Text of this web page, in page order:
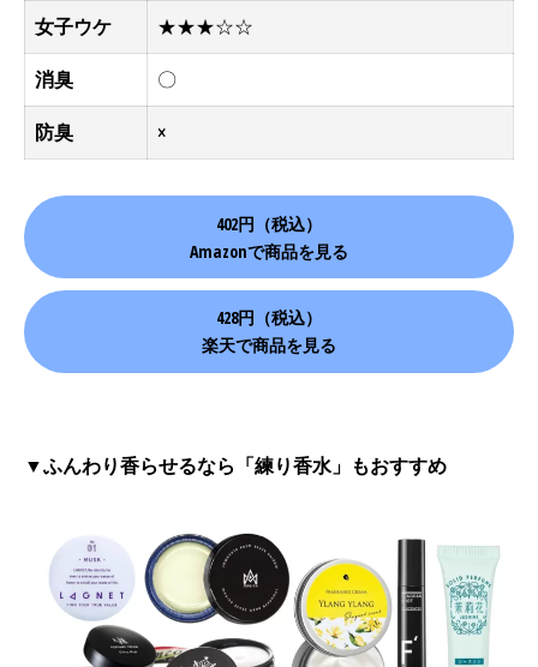
女子ウケ ★★★☆☆
消臭 〇
防臭 ×
402円（税込）
Amazonで商品を見る
428円（税込）
楽天で商品を見る
▼ふんわり香らせるなら「練り香水」もおすすめ